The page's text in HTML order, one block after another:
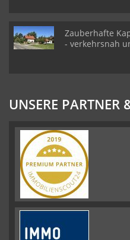
Zauberhafte
- verkehrsnah
UNSERE PARTNER